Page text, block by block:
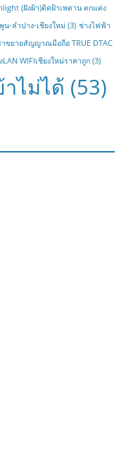
(ฝังฝ้า)ติดฝ้าเพดาน ตกแต่ง
น-ลำปาง-เชียงใหม่ (3) ช่างไฟฟ้า
ขยายสัญญาณมือถือ TRUE DTAC
WIFIเชียงใหม่ราคาถูก (3)
าไม่ได้ (53)